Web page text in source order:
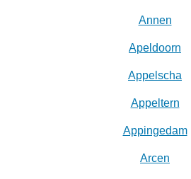
Annen
Apeldoorn
Appelscha
Appeltern
Appingedam
Arcen